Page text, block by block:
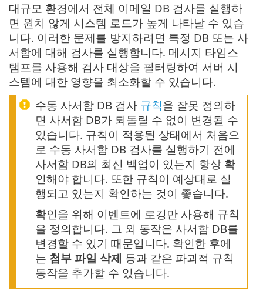
대규모 환경에서 전체 이메일 DB 검사를 실행하
면 원치 않게 시스템 로드가 높게 나타날 수 있습
니다. 이러한 문제를 방지하려면 특정 DB 또는 사
서함에 대해 검사를 실행합니다. 메시지 타임스
탬프를 사용해 검사 대상을 필터링하여 서버 시
스템에 대한 영향을 최소화할 수 있습니다.
수동 사서함 DB 검사 규칙을 잘못 정의하
면 사서함 DB가 되돌릴 수 없이 변경될 수
있습니다. 규칙이 적용된 상태에서 처음으
로 수동 사서함 DB 검사를 실행하기 전에
사서함 DB의 최신 백업이 있는지 항상 확
인해야 합니다. 또한 규칙이 예상대로 실
행되고 있는지 확인하는 것이 좋습니다.
확인을 위해 이벤트에 로깅만 사용해 규칙
을 정의합니다. 그 외 동작은 사서함 DB를
변경할 수 있기 때문입니다. 확인한 후에
는 첨부 파일 삭제 등과 같은 파괴적 규칙
동작을 추가할 수 있습니다.